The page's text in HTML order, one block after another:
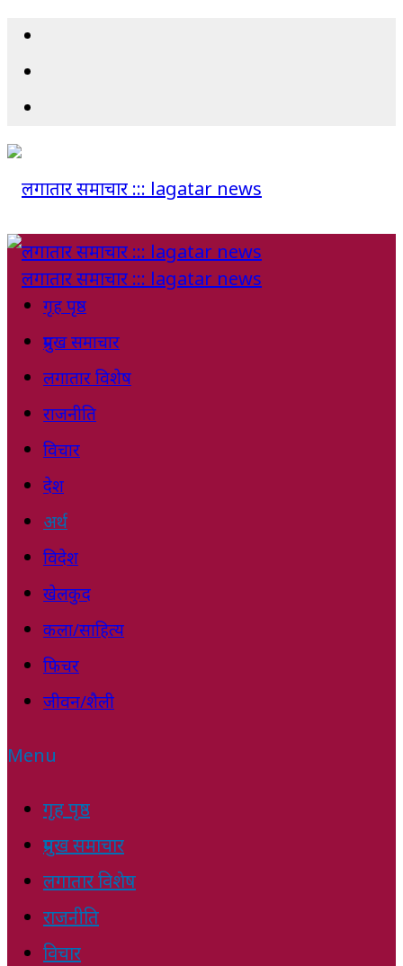
गृह पृष्ठ
प्रमुख समाचार
लगातार विशेष
राजनीति
विचार
देश
अर्थ
विदेश
खेलकुद
कला/साहित्य
फिचर
जीवन/शैली
Menu
गृह पृष्ठ
प्रमुख समाचार
लगातार विशेष
राजनीति
विचार